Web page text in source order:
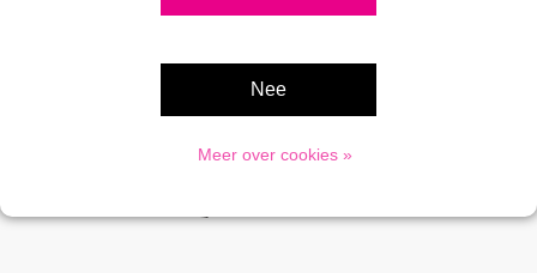
Advies nodig?
Nee
Meer over cookies »